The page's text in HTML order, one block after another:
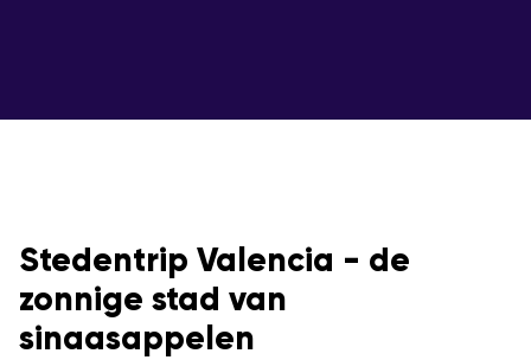
Stedentrip Valencia - de
zonnige stad van
sinaasappelen